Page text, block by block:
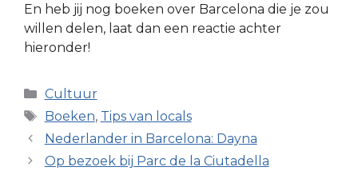
En heb jij nog boeken over Barcelona die je zou
willen delen, laat dan een reactie achter
hieronder!
Categorieën
Cultuur
Tags
Boeken, Tips van locals
Nederlander in Barcelona: Dayna
Op bezoek bij Parc de la Ciutadella